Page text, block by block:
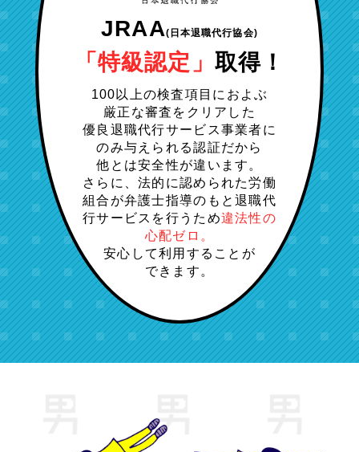
JRAA(日本退職代行協会)
「特級認定」 取得！
100以上の検査項目におよぶ
厳正な審査をクリアした
優良退職代行サービス事業者に
のみ与えられる認証だから
他とは安全性が違います。
さらに、法的に認められた労働
組合が弁護士指導のもと退職代
行サービスを行うため違法性の
心配ゼロ。
安心して利用することが
できます。